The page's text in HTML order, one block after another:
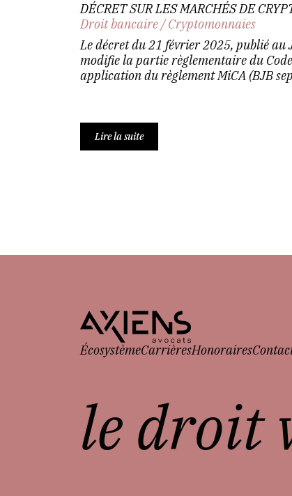
DÉCRET SUR LES MARCHÉS DE
Droit bancaire/Cryptomonnaies
Le décret du 21 février 2025, publié
modifie la partie règlementaire du
application du règlement MiCA (BJB
Lire la suite
ÉcosystèmeCarrièresHonoraires
le droit